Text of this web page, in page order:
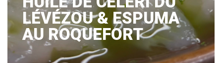
LÉVÉZOU & ESPUMA
AU ROQUEFORT